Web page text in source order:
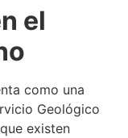
el
como una
Geológico
existen